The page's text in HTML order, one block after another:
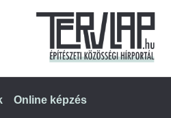
Online képzés